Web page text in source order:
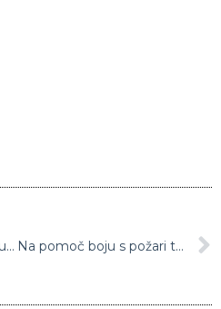
Ruskemu opozicijskemu voditelju Alekseju Navalnemu po novi obtožbi grozi še daljša zaporna kazen Na pomoč boju s požari tudi vreme: Dež so prebivalci Grčije toplo pozdravili, mnogi so se ga razveselili kot praznika